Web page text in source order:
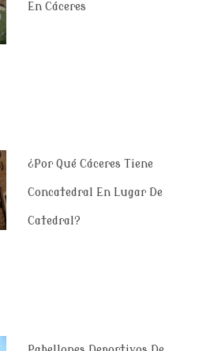
En Cáceres
¿Por Qué Cáceres Tiene
Concatedral En Lugar De
Catedral?